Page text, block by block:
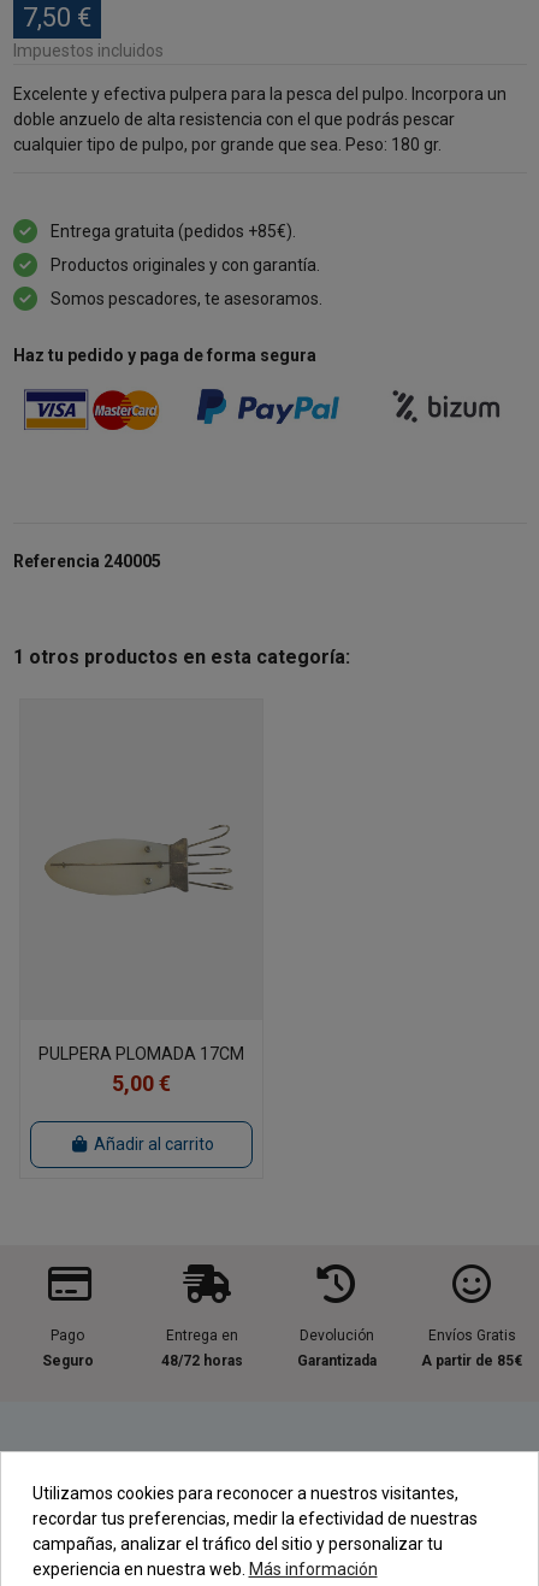
7,50 €
Impuestos incluidos
Excelente y efectiva pulpera para la pesca del pulpo . Incorpora un
doble anzuelo de alta resistencia con el que podrás pescar
cualquier tipo de pulpo, por grande que sea. Peso: 180 gr.
Entrega gratuita (pedidos +85€).
Productos originales y con garantía.
Somos pescadores, te asesoramos.
Haz tu pedido y paga de forma segura
Referencia 240005
1 otros productos en esta categoría:
PULPERA PLOMADA 17CM
5,00 €
Añadir al carrito
Pago
Seguro
Entrega en
48/72 horas
Devolución
Garantizada
Envíos Gratis
A partir de 85€
Contacta con nosotros
Utilizamos cookies para reconocer a nuestros visitantes,
recordar tus preferencias, medir la efectividad de nuestras
campañas, analizar el tráfico del sitio y personalizar tu
experiencia en nuestra web. Más información